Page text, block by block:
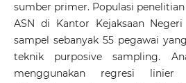
sumber primer. Populasi
ASN di Kantor Kejaksaan
sampel sebanyak 55 pegawai
teknik purposive sampling.
menggunakan regresi linier